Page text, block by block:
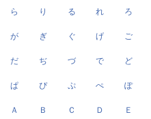
ら り る れ ろ
が ぎ ぐ げ ご
だ ぢ づ で ど
ぱ ぴ ぷ ぺ ぽ
Ａ Ｂ Ｃ Ｄ Ｅ